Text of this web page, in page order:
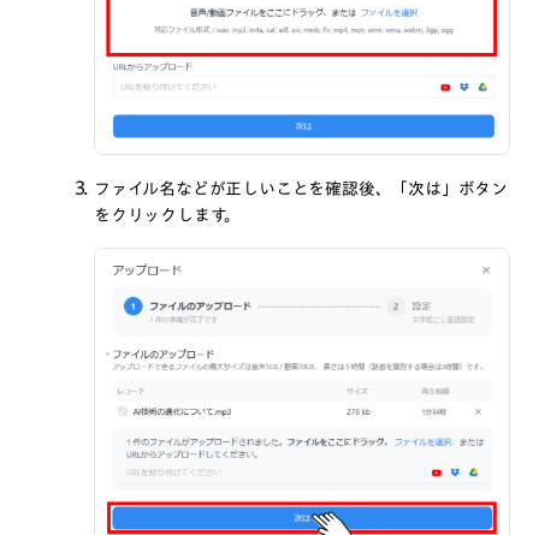
ファイル名などが正しいことを確認後、「次は」ボタン
をクリックします。